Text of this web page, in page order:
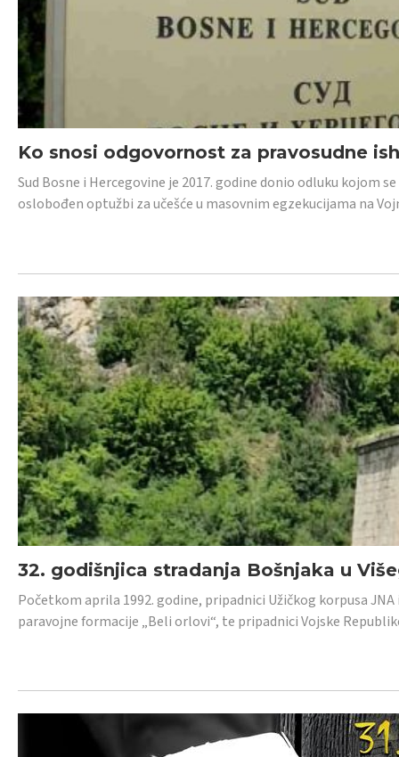
Ko snosi odgovornost za pravosudne
Sud Bosne i Hercegovine je 2017. godine donio odluku kojom
oslobođen optužbi za učešće u masovnim egzekucijama na
32. godišnjica stradanja Bošnjaka u
Početkom aprila 1992. godine, pripadnici Užičkog korpusa
paravojne formacije „Beli orlovi“, te pripadnici Vojske